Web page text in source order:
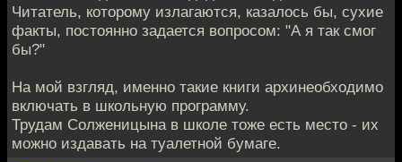
Читатель, которому излагаются, казалось бы, сухие
факты, постоянно задается вопросом: "А я так смог
бы?"
На мой взгляд, именно такие книги архинеобходимо
включать в школьную программу.
Трудам Солженицына в школе тоже есть место - их
можно издавать на туалетной бумаге.